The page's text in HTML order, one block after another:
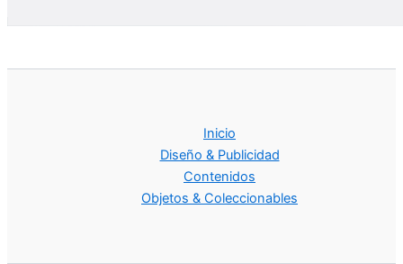
Inicio
Diseño & Publicidad
Contenidos
Objetos & Coleccionables